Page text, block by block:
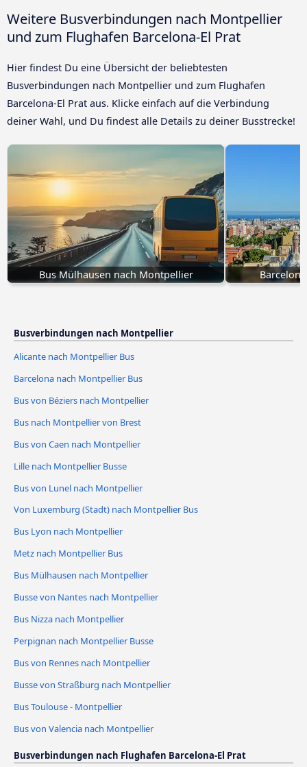
Weitere Busverbindungen nach Montpellier
und zum Flughafen Barcelona-El Prat
Hier findest Du eine Übersicht der beliebtesten
Busverbindungen nach Montpellier und zum Flughafen
Barcelona-El Prat aus. Klicke einfach auf die Verbindung
deiner Wahl, und Du findest alle Details zu deiner Busstrecke!
Bus Mülhausen nach Montpellier
Busverbindungen nach Montpellier
Alicante nach Montpellier Bus
Barcelona nach Montpellier Bus
Bus von Béziers nach Montpellier
Bus nach Montpellier von Brest
Bus von Caen nach Montpellier
Lille nach Montpellier Busse
Bus von Lunel nach Montpellier
Von Luxemburg (Stadt) nach Montpellier Bus
Bus Lyon nach Montpellier
Metz nach Montpellier Bus
Bus Mülhausen nach Montpellier
Busse von Nantes nach Montpellier
Bus Nizza nach Montpellier
Perpignan nach Montpellier Busse
Bus von Rennes nach Montpellier
Busse von Straßburg nach Montpellier
Bus Toulouse - Montpellier
Bus von Valencia nach Montpellier
Busverbindungen nach Flughafen Barcelona-El Prat